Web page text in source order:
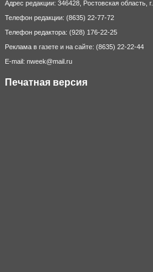
Адрес редакции: 346428, Ростовская область,
Телефон редакции: (8635) 22-77-72
Телефон редактора: (928) 176-22-25
Реклама в газете и на сайте: (8635) 22-22-44
E-mail: nweek@mail.ru
Печатная версия